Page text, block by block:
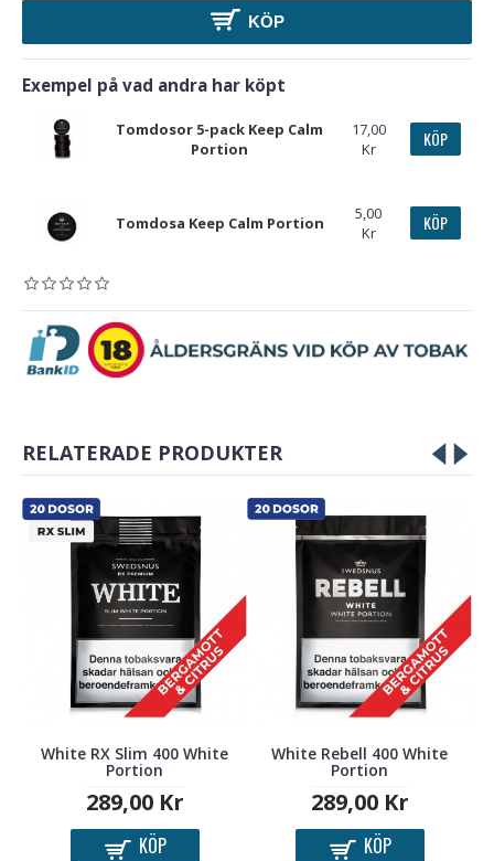
KÖP
Exempel på vad andra har köpt
Tomdosor 5-pack Keep Calm
Portion
17,00
Kr
KÖP
Tomdosa Keep Calm Portion
5,00
Kr
KÖP
RELATERADE PRODUKTER
White RX Slim 400 White
Portion
289,00 Kr
KÖP
White Rebell 400 White
Portion
289,00 Kr
KÖP